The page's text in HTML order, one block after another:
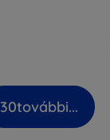
30további...